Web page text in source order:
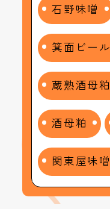
石野味噌
箕面ビール
蔵熟酒母粕
酒母粕
関東屋味噌